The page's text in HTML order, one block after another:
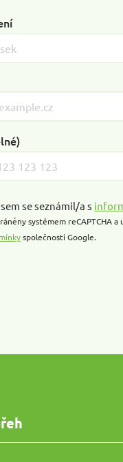
se seznámil/a s
systémem reCAPTCHA a
společnosti Google.